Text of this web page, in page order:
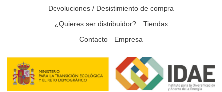
Devoluciones / Desistimiento de compra
¿Quieres ser distribuidor?
Tiendas
Contacto
Empresa